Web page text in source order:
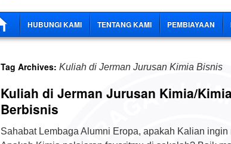
HUBUNGI KAMI TENTANG KAMI PEMBIAYAAN
Tag Archives: Kuliah di Jerman Jurusan Kimia Bisnis
Kuliah di Jerman Jurusan Kimia/
Berbisnis
Sahabat Lembaga Alumni Eropa, apakah Kalian